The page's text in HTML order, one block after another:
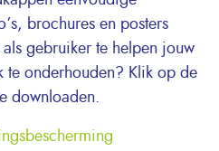
brochures en posters
gebruiker te helpen jouw
te onderhouden? Klik op de
downloaden.